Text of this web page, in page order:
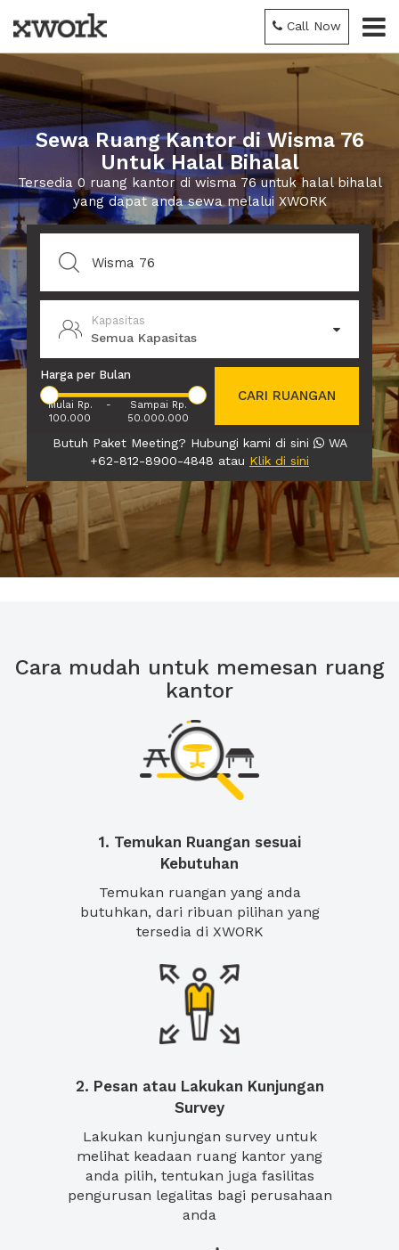
Call Now
Sewa Ruang Kantor di Wisma 76
Untuk Halal Bihalal
Tersedia 0 ruang kantor di wisma 76 untuk halal bihalal
yang dapat anda sewa melalui XWORK
Kapasitas
Semua Kapasitas
Harga per Bulan
Mulai Rp.
100.000
-
Sampai Rp.
50.000.000
CARI RUANGAN
Butuh Paket Meeting? Hubungi kami di sini
WA
+62-812-8900-4848 atau Klik di sini
Cara mudah untuk memesan ruang
kantor
1. Temukan Ruangan sesuai
Kebutuhan
Temukan ruangan yang anda
butuhkan, dari ribuan pilihan yang
tersedia di XWORK
2. Pesan atau Lakukan Kunjungan
Survey
Lakukan kunjungan survey untuk
melihat keadaan ruang kantor yang
anda pilih, tentukan juga fasilitas
pengurusan legalitas bagi perusahaan
anda